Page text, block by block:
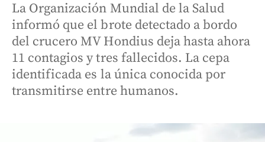
La Organización Mundial de la Salud
informó que el brote detectado a bordo
del crucero MV Hondius deja hasta ahora
11 contagios y tres fallecidos. La cepa
identificada es la única conocida por
transmitirse entre humanos.